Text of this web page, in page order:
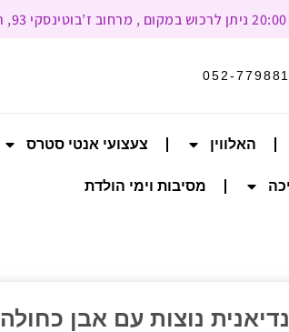
052-
האלווין צעצועי אנטי סטרס
מסיבות וימי הולדת
נוצות עם אבן כחולה